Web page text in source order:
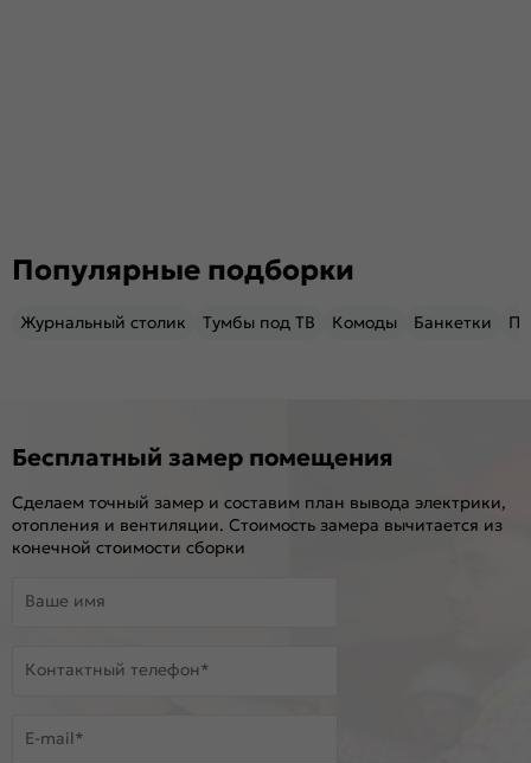
Популярные подборки
Журнальный столик Тумбы под ТВ Комоды Банкетки
Бесплатный замер помещения
Сделаем точный замер и составим план вывода электрики,
отопления и вентиляции. Стоимость замера вычитается из
конечной стоимости сборки
Ваше имя
Контактный телефон*
E-mail*